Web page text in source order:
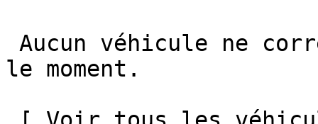
le moment.